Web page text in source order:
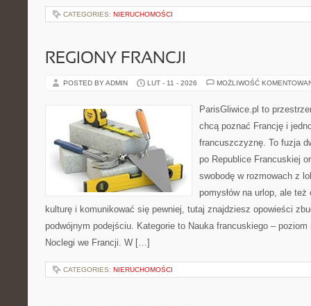
CATEGORIES: NIERUCHOMOŚCI
REGIONY FRANCJI
POSTED BY ADMIN LUT - 11 - 2026 MOŻLIWOŚĆ
ParisGliwice.pl to
chcą poznać Francję i
francuszczyznę. To fuzja
po Republice Francuskiej
swobodę w rozmowach z
pomysłów na urlop, ale
kulturę i komunikować się pewniej, tutaj znajdziesz opowieści
podwójnym podejściu. Kategorie to Nauka francuskiego –
Noclegi we Francji. W […]
CATEGORIES: NIERUCHOMOŚCI